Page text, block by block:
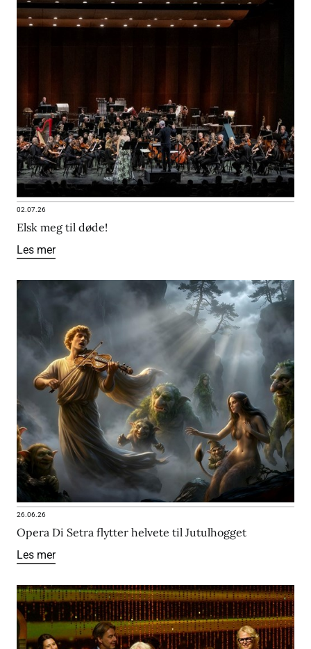
02.07.26
Elsk meg til døde!
Les mer
26.06.26
Opera Di Setra flytter helvete til Jutulhogget
Les mer